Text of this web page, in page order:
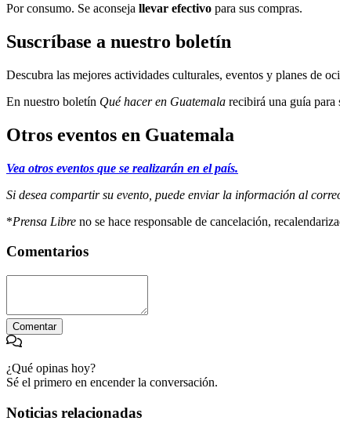
Por consumo. Se aconseja llevar efectivo para sus compras.
Suscríbase a nuestro boletín
Descubra las mejores actividades culturales, eventos y planes de
En nuestro boletín Qué hacer en Guatemala recibirá una guía para
Otros eventos en Guatemala
Vea otros eventos que se realizarán en el país.
Si desea compartir su evento, puede enviar la información al
*Prensa Libre no se hace responsable de cancelación,
Comentarios
Comentar
¿Qué opinas hoy?
Sé el primero en encender la conversación.
Noticias relacionadas